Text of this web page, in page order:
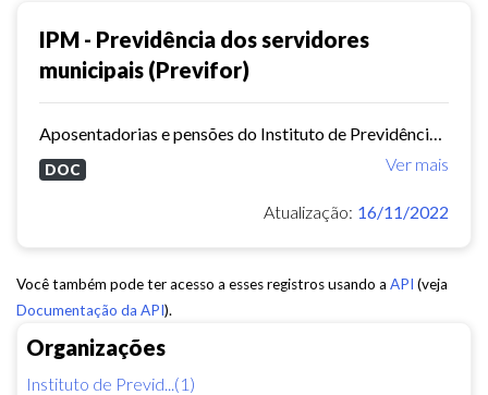
Organizações
Instituto de Previd...(1)
IPM - Previdência dos servidores
municipais (Previfor)
Ver mais
DOC
Atualização: 16/11/2022
Você também pode ter acesso a esses registros usando a API (veja
Documentação da API).